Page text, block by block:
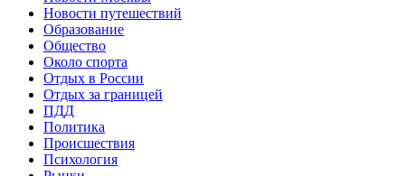
Новости путешествий
Образование
Общество
Около спорта
Отдых в России
Отдых за границей
ПДД
Политика
Происшествия
Психология